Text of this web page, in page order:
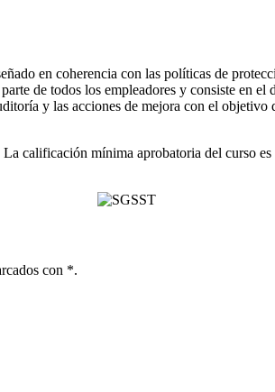
en coherencia con las políticas de
de todos los empleadores y consiste en
y las acciones de mejora con el objetivo
calificación mínima aprobatoria del curso
con *.